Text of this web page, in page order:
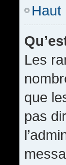
Haut
Les
que
pas